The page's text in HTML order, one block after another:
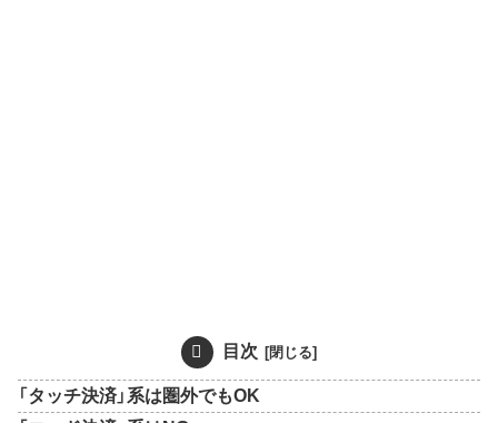
目次
「タッチ決済」系は圏外でもOK